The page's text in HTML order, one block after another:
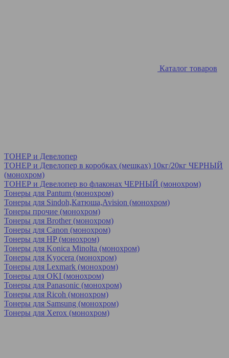
Каталог товаров
ТОНЕР и Девелопер
ТОНЕР и Девелопер в коробках (мешках) 10кг/20кг ЧЕРНЫЙ
(монохром)
ТОНЕР и Девелопер во флаконах ЧЕРНЫЙ (монохром)
Тонеры для Pantum (монохром)
Тонеры для Sindoh,Катюша,Avision (монохром)
Тонеры прочие (монохром)
Тонеры для Brother (монохром)
Тонеры для Canon (монохром)
Тонеры для HP (монохром)
Тонеры для Konica Minolta (монохром)
Тонеры для Kyocera (монохром)
Тонеры для Lexmark (монохром)
Тонеры для OKI (монохром)
Тонеры для Panasonic (монохром)
Тонеры для Ricoh (монохром)
Тонеры для Samsung (монохром)
Тонеры для Xerox (монохром)